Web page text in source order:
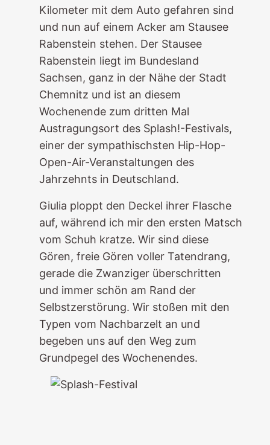
Kilometer mit dem Auto gefahren sind
und nun auf einem Acker am Stausee
Rabenstein stehen. Der Stausee
Rabenstein liegt im Bundesland
Sachsen, ganz in der Nähe der Stadt
Chemnitz und ist an diesem
Wochenende zum dritten Mal
Austragungsort des Splash!-Festivals,
einer der sympathischsten Hip-Hop-
Open-Air-Veranstaltungen des
Jahrzehnts in Deutschland.
Giulia ploppt den Deckel ihrer Flasche
auf, während ich mir den ersten Matsch
vom Schuh kratze. Wir sind diese
Gören, freie Gören voller Tatendrang,
gerade die Zwanziger überschritten
und immer schön am Rand der
Selbstzerstörung. Wir stoßen mit den
Typen vom Nachbarzelt an und
begeben uns auf den Weg zum
Grundpegel des Wochenendes.